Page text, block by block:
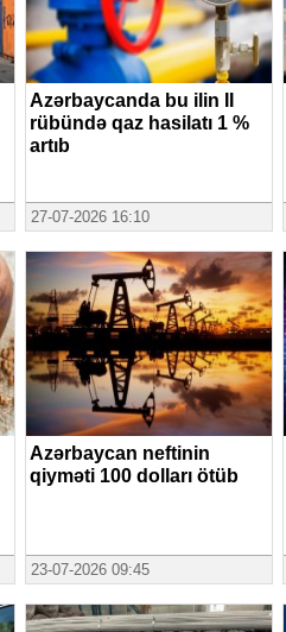
Azərbaycanda bu ilin II
rübündə qaz hasilatı 1 %
artıb
27-07-2026 16:10
Azərbaycan neftinin
qiyməti 100 dolları ötüb
23-07-2026 09:45